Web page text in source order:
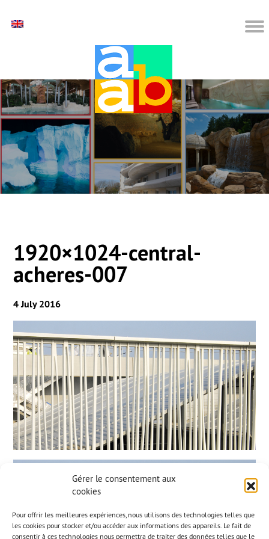
Gérer le consentement aux
cookies
Pour offrir les meilleures expériences, nous utilisons des technologies telles que
les cookies pour stocker et/ou accéder aux informations des appareils. Le fait de
consentir à ces technologies nous permettra de traiter des données telles que le
1920×1024-central-
acheres-007
4 July 2016